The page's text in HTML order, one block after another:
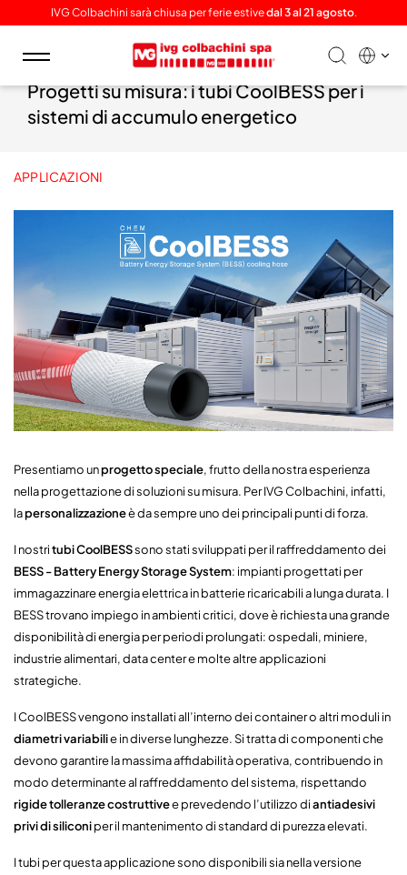
IVG Colbachini sarà chiusa per ferie estivedal 3 al 21 agosto.
Toggle
navigation
Progetti su misura: i tubi CoolBESS per i
sistemi di accumulo energetico
APPLICAZIONI
Presentiamo unprogetto speciale, frutto della nostra esperienza
nella progettazione di soluzioni su misura. Per IVG Colbachini, infatti,
lapersonalizzazioneè da sempre uno dei principali punti di forza.
I nostritubi CoolBESSsono stati sviluppati per il raffreddamento dei
BESS - Battery Energy Storage System: impianti progettati per
immagazzinare energia elettrica in batterie ricaricabili a lunga durata. I
BESS trovano impiego in ambienti critici, dove è richiesta una grande
disponibilità di energia per periodi prolungati: ospedali, miniere,
industrie alimentari, data center e molte altre applicazioni
strategiche.
I CoolBESS vengono installati all’interno dei container o altri moduli in
diametri variabilie in diverse lunghezze. Si tratta di componenti che
devono garantire la massima affidabilità operativa, contribuendo in
modo determinante al raffreddamento del sistema, rispettando
rigide tolleranze costruttivee prevedendo l’utilizzo diantiadesivi
privi di siliconiper il mantenimento di standard di purezza elevati.
I tubi per questa applicazione sono disponibili sia nella versione